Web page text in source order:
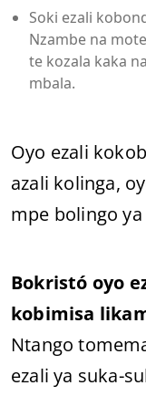
Soki ezali
Nzambe na
te kozala kaka
mbala.
Oyo ezali
azali kolinga,
mpe bolingo
Bokristó oyo
kobimisa
Ntango
ezali ya suka-